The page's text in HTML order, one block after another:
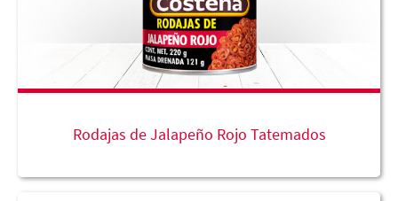
Rodajas de Jalapeño Rojo Tatemados